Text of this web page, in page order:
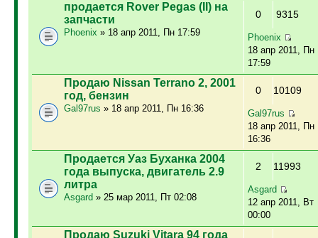
продается Rover Pegas (II) на
запчасти
Phoenix » 18 апр 2011, Пн 17:59
0 9315
Phoenix
18 апр 2011, Пн
17:59
Продаю Nissan Terrano 2, 2001
год, бензин
Gal97rus » 18 апр 2011, Пн 16:36
0 10109
Gal97rus
18 апр 2011, Пн
16:36
Продается Уаз Буханка 2004
года выпуска, двигатель 2.9
литра
Asgard » 25 мар 2011, Пт 02:08
2 11993
Asgard
12 апр 2011, Вт
00:00
Продаю Suzuki Vitara 94 года